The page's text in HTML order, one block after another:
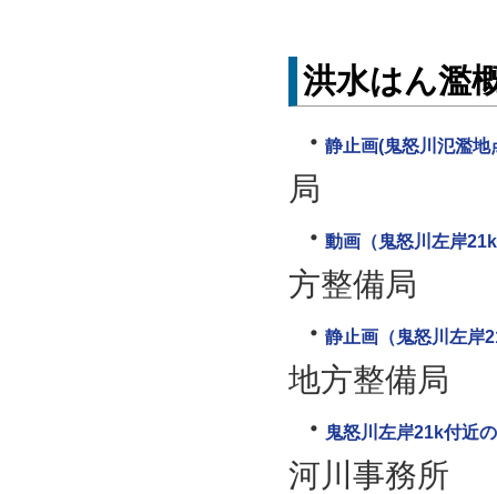
洪水はん濫
静止画(鬼怒川氾濫
局
動画（鬼怒川左岸
方整備局
静止画（鬼怒川左岸
地方整備局
鬼怒川左岸21k付近
河川事務所